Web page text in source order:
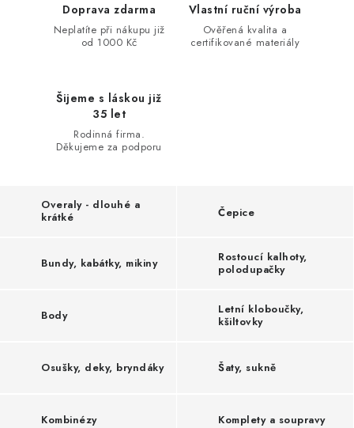
Doprava zdarma
Neplatíte při nákupu již
od 1000 Kč
Vlastní ruční výroba
Ověřená kvalita a
certifikované materiály
Šijeme s láskou již
35 let
Rodinná firma.
Děkujeme za podporu
Overaly - dlouhé a
krátké
Čepice
Bundy, kabátky, mikiny
Rostoucí kalhoty,
polodupačky
Body
Letní kloboučky,
kšiltovky
Osušky, deky, bryndáky Šaty, sukně
Kombinézy Komplety a soupravy